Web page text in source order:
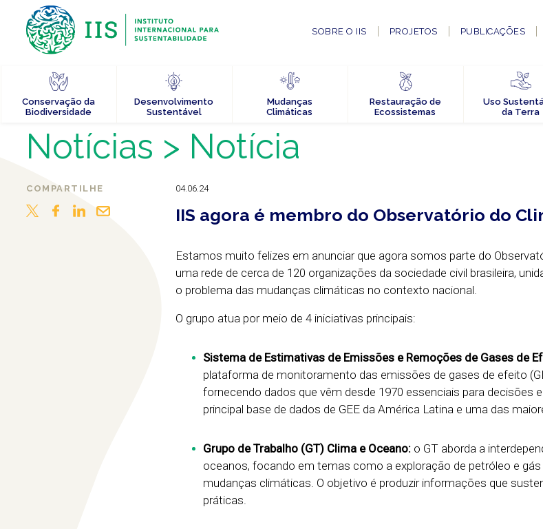
SOBRE O IIS PROJETOS PUBLICAÇÕES
Conservação da
Biodiversidade
Desenvolvimento
Sustentável
Mudanças
Climáticas
Restauração de
Ecossistemas
Uso
da Terra
Notícias > Notícia
COMPARTILHE 04.06.24
IIS agora é membro do Observatório do
Estamos muito felizes em anunciar que agora somos parte do
uma rede de cerca de 120 organizações da sociedade civil brasileira,
o problema das mudanças climáticas no contexto nacional.
O grupo atua por meio de 4 iniciativas principais:
Sistema de Estimativas de Emissões e Remoções de Gases de
plataforma de monitoramento das emissões de gases de efeito
fornecendo dados que vêm desde 1970 essenciais para decisões
principal base de dados de GEE da América Latina e uma das
Grupo de Trabalho (GT) Clima e Oceano:o GT aborda a
oceanos, focando em temas como a exploração de petróleo e
mudanças climáticas. O objetivo é produzir informações que
práticas.